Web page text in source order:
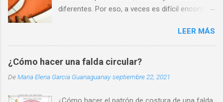
diferentes. Por eso, a veces es difícil encontrar
nuestra silueta y que nos haga sentir cómodos
y seguros.
LEER MÁS
¿Cómo hacer una falda circular?
DeMaria Elena Garcia Guanaguanay septiembre 22, 2021